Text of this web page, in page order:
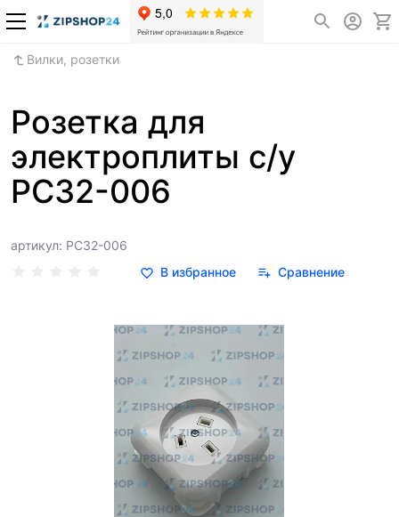
Вилки, розетки
Розетка для
электроплиты с/у
РС32-006
артикул: РС32-006
В избранное
Сравнение